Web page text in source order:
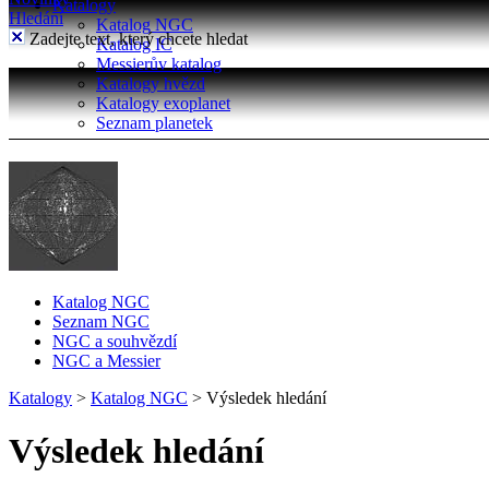
Katalogy
Katalog NGC
Katalog IC
Messierův katalog
Katalogy hvězd
Katalogy exoplanet
Seznam planetek
Hledání
Zadejte text, který chcete hledat
Katalog NGC
Seznam NGC
NGC a souhvězdí
NGC a Messier
Katalogy > Katalog NGC > Výsledek hledání
Výsledek hledání